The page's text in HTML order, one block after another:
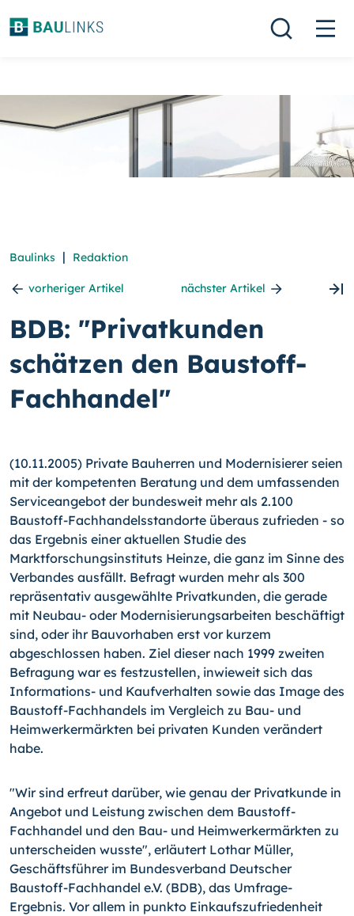
Baulinks | Redaktion
vorheriger Artikel nächster Artikel
BDB: "Privatkunden
schätzen den Baustoff-
Fachhandel"
(10.11.2005) Private Bauherren und Modernisierer seien
mit der kompetenten Beratung und dem umfassenden
Serviceangebot der bundesweit mehr als 2.100
Baustoff-Fachhandelsstandorte überaus zufrieden - so
das Ergebnis einer aktuellen Studie des
Marktforschungsinstituts Heinze, die ganz im Sinne des
Verbandes ausfällt. Befragt wurden mehr als 300
repräsentativ ausgewählte Privatkunden, die gerade
mit Neubau- oder Modernisierungsarbeiten beschäftigt
sind, oder ihr Bauvorhaben erst vor kurzem
abgeschlossen haben. Ziel dieser nach 1999 zweiten
Befragung war es festzustellen, inwieweit sich das
Informations- und Kaufverhalten sowie das Image des
Baustoff-Fachhandels im Vergleich zu Bau- und
Heimwerkermärkten bei privaten Kunden verändert
habe.
"Wir sind erfreut darüber, wie genau der Privatkunde in
Angebot und Leistung zwischen dem Baustoff-
Fachhandel und den Bau- und Heimwerkermärkten zu
unterscheiden wusste", erläutert Lothar Müller,
Geschäftsführer im Bundesverband Deutscher
Baustoff-Fachhandel e.V. (BDB), das Umfrage-
Ergebnis. Vor allem in punkto Einkaufszufriedenheit